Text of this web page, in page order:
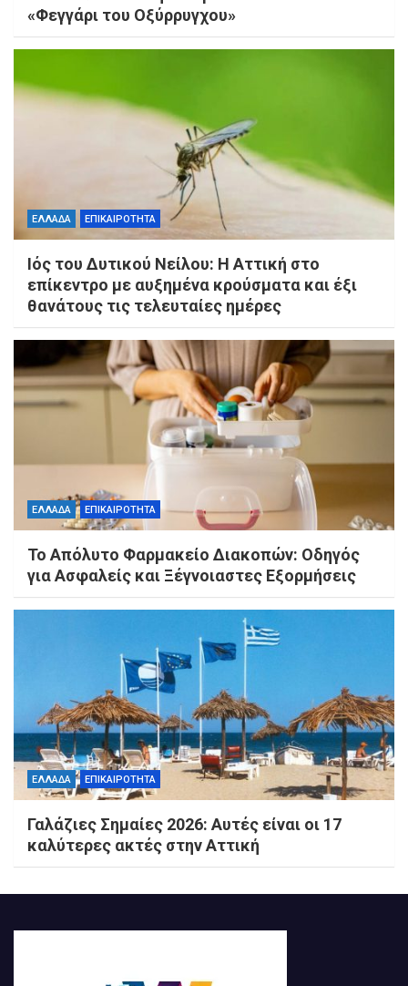
«Φεγγάρι του Οξύρρυγχου»
ΕΛΛΑΔΑ ΕΠΙΚΑΙΡΟΤΗΤΑ
Ιός του Δυτικού Νείλου: Η Αττική στο
επίκεντρο με αυξημένα κρούσματα και έξι
θανάτους τις τελευταίες ημέρες
ΕΛΛΑΔΑ ΕΠΙΚΑΙΡΟΤΗΤΑ
Το Απόλυτο Φαρμακείο Διακοπών: Οδηγός
για Ασφαλείς και Ξέγνοιαστες Εξορμήσεις
ΕΛΛΑΔΑ ΕΠΙΚΑΙΡΟΤΗΤΑ
Γαλάζιες Σημαίες 2026: Αυτές είναι οι 17
καλύτερες ακτές στην Αττική